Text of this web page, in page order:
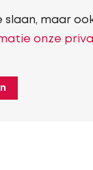
slaan, maar
onze